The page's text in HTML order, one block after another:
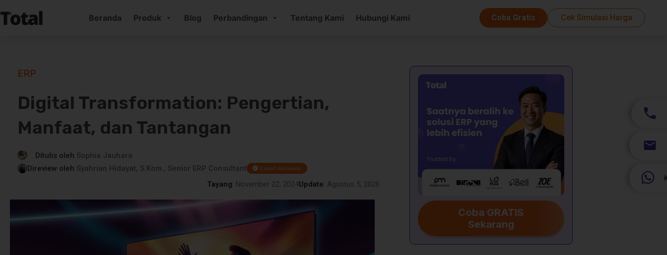
Beranda Produk Blog Perbandingan Tentang Kami Hubungi Kami Coba Gratis Cek Simulasi Harga
ERP
Digital Transformation: Pengertian,
Manfaat, dan Tantangan
Ditulis oleh Sophia Jauhara
Direview oleh Syahrian Hidayat, S.Kom., Senior ERP Consultant Expert Reviewer
Tayang: November 22, 2024Update: Agustus 5, 2026
Coba GRATIS
Sekarang